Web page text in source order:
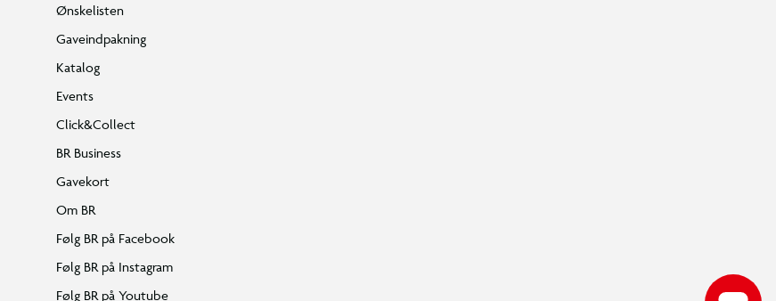
Ønskelisten
Gaveindpakning
Katalog
Events
Click&Collect
BR Business
Gavekort
Om BR
Følg BR på Facebook
Følg BR på Instagram
Følg BR på Youtube